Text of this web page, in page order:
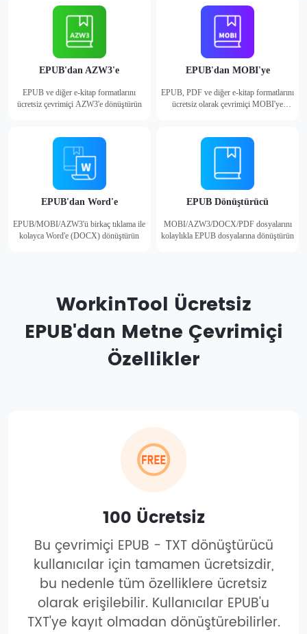
EPUB'dan AZW3'e
EPUB ve diğer e-kitap formatlarını
ücretsiz çevrimiçi AZW3'e dönüştürün
EPUB'dan MOBI'ye
EPUB, PDF ve diğer e-kitap formatlarını
ücretsiz olarak çevrimiçi MOBI'ye
EPUB'dan Word'e
EPUB/MOBI/AZW3'ü birkaç tıklama ile
kolayca Word'e (DOCX) dönüştürün
EPUB Dönüştürücü
MOBI/AZW3/DOCX/PDF dosyalarını
kolaylıkla EPUB dosyalarına dönüştürün
WorkinTool Ücretsiz
EPUB'dan Metne Çevrimiçi
Özellikler
100 Ücretsiz
Bu çevrimiçi EPUB - TXT dönüştürücü
kullanıcılar için tamamen ücretsizdir,
bu nedenle tüm özelliklere ücretsiz
olarak erişilebilir. Kullanıcılar EPUB'u
TXT'ye kayıt olmadan dönüştürebilirler.